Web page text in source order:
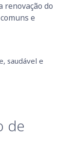
renovação do
e
saudável e
de